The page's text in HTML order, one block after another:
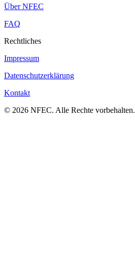
Über NFEC
FAQ
Rechtliches
Impressum
Datenschutzerklärung
Kontakt
© 2026 NFEC. Alle Rechte vorbehalten.